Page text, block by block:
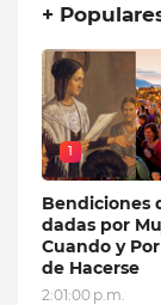
+
1
Bendiciones
dadas por
Cuando y
de Hacerse
2:01:00 p.m.